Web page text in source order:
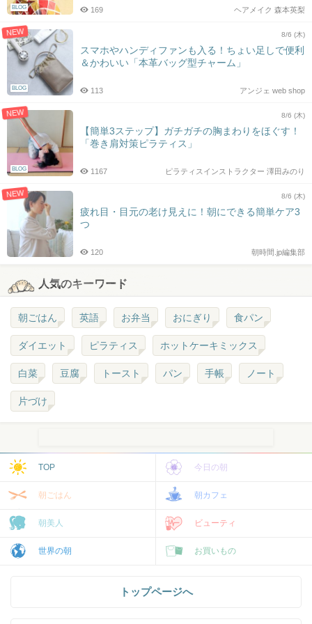
BLOG ヘアメイク 森本英梨
169
NEW
BLOG
8/6 (木)
スマホやハンディファンも入る！ちょい足しで便利
＆かわいい「本革バッグ型チャーム」
アンジェ web shop
113
NEW
BLOG
8/6 (木)
【簡単3ステップ】ガチガチの胸まわりをほぐす！
「巻き肩対策ピラティス」
ピラティスインストラクター 澤田みのり
1167
NEW 8/6 (木)
疲れ目・目元の老け見えに！朝にできる簡単ケア3
つ
朝時間.jp編集部
120
人気のキーワード
朝ごはん 英語 お弁当 おにぎり 食パン
ダイエット ピラティス ホットケーキミックス
白菜 豆腐 トースト パン 手帳 ノート
片づけ
TOP 今日の朝
朝ごはん 朝カフェ
朝美人 ビューティ
世界の朝 お買いもの
トップページへ